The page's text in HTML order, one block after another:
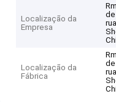
Localização da
Empresa
Localização da
Fábrica